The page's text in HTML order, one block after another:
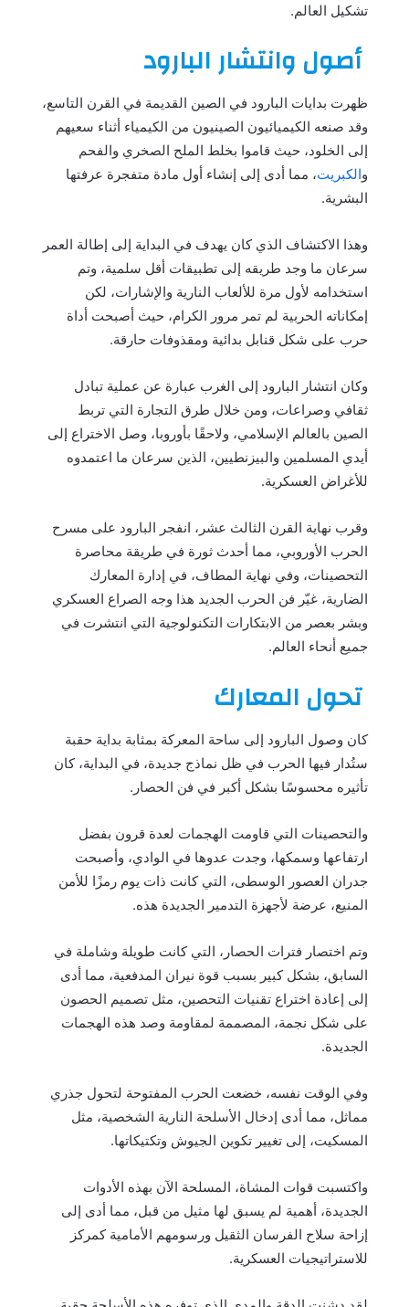
تشكيل العالم.
أصول وانتشار البارود
ظهرت بدايات البارود في الصين القديمة في القرن التاسع،
وقد صنعه الكيميائيون الصينيون من الكيمياء أثناء سعيهم
إلى الخلود، حيث قاموا بخلط الملح الصخري والفحم
والكبريت، مما أدى إلى إنشاء أول مادة متفجرة عرفتها
البشرية.
وهذا الاكتشاف الذي كان يهدف في البداية إلى إطالة العمر
سرعان ما وجد طريقه إلى تطبيقات أقل سلمية، وتم
استخدامه لأول مرة للألعاب النارية والإشارات، لكن
إمكاناته الحربية لم تمر مرور الكرام، حيث أصبحت أداة
حرب على شكل قنابل بدائية ومقذوفات حارقة.
وكان انتشار البارود إلى الغرب عبارة عن عملية تبادل
ثقافي وصراعات، ومن خلال طرق التجارة التي تربط
الصين بالعالم الإسلامي، ولاحقًا بأوروبا، وصل الاختراع إلى
أيدي المسلمين والبيزنطيين، الذين سرعان ما اعتمدوه
للأغراض العسكرية.
وقرب نهاية القرن الثالث عشر، انفجر البارود على مسرح
الحرب الأوروبي، مما أحدث ثورة في طريقة محاصرة
التحصينات، وفي نهاية المطاف، في إدارة المعارك
الضارية، غيّر فن الحرب الجديد هذا وجه الصراع العسكري
وبشر بعصر من الابتكارات التكنولوجية التي انتشرت في
جميع أنحاء العالم.
تحول المعارك
كان وصول البارود إلى ساحة المعركة بمثابة بداية حقبة
ستُدار فيها الحرب في ظل نماذج جديدة، في البداية، كان
تأثيره محسوسًا بشكل أكبر في فن الحصار.
والتحصينات التي قاومت الهجمات لعدة قرون بفضل
ارتفاعها وسمكها، وجدت عدوها في الوادي، وأصبحت
جدران العصور الوسطى، التي كانت ذات يوم رمزًا للأمن
المنيع، عرضة لأجهزة التدمير الجديدة هذه.
وتم اختصار فترات الحصار، التي كانت طويلة وشاملة في
السابق، بشكل كبير بسبب قوة نيران المدفعية، مما أدى
إلى إعادة اختراع تقنيات التحصين، مثل تصميم الحصون
على شكل نجمة، المصممة لمقاومة وصد هذه الهجمات
الجديدة.
وفي الوقت نفسه، خضعت الحرب المفتوحة لتحول جذري
مماثل، مما أدى إدخال الأسلحة النارية الشخصية، مثل
المسكيت، إلى تغيير تكوين الجيوش وتكتيكاتها.
واكتسبت قوات المشاة، المسلحة الآن بهذه الأدوات
الجديدة، أهمية لم يسبق لها مثيل من قبل، مما أدى إلى
إزاحة سلاح الفرسان الثقيل ورسومهم الأمامية كمركز
للاستراتيجيات العسكرية.